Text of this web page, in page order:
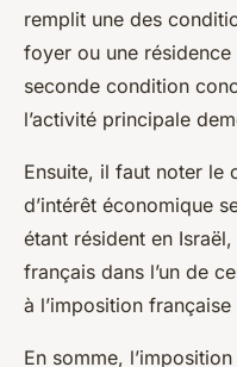
remplit une des
foyer ou une
seconde condition
l’activité principale
Ensuite, il faut noter le
d’intérêt économique
étant résident en
français dans l’un de
à l’imposition
En somme,